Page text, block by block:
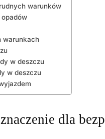
warunków
warunkach
w deszczu
w deszczu
dla